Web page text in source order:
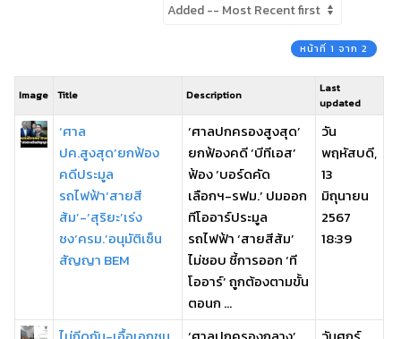
หน้าที่ 1 จาก 2
Image Title Description
Last
updated
‘ศาล
ปค.สูงสุด’ยกฟ้อง
คดีประมูล
รถไฟฟ้า‘สายสี
ส้ม’-‘สุริยะ’เร่ง
ชง‘ครม.’อนุมัติเซ็น
สัญญา BEM
‘ศาลปกครองสูงสุด’
ยกฟ้องคดี ‘บีทีเอส’
ฟ้อง ‘บอร์ดคัด
เลือกฯ-รฟม.’ ปมออก
ทีโออาร์ประมูล
รถไฟฟ้า ‘สายสีส้ม’
ไม่ชอบ ชี้การออก ‘ที
โออาร์’ ถูกต้องตามขั้น
ตอนก ...
วัน
พฤหัสบดี,
13
มิถุนายน
2567
18:39